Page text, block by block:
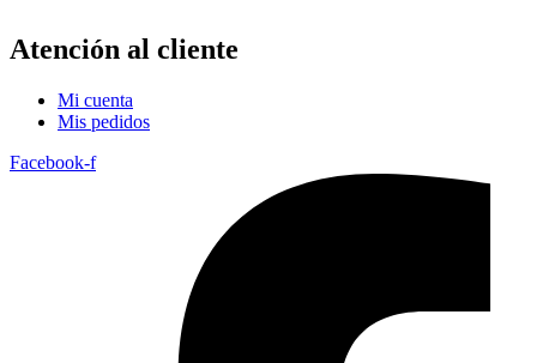
Atención al cliente
Mi cuenta
Mis pedidos
Facebook-f